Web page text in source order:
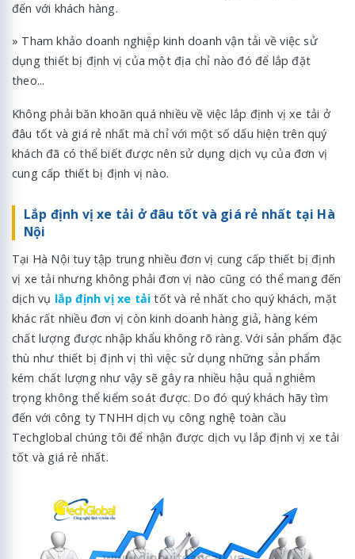
đến với khách hàng.
» Tham khảo doanh nghiệp kinh doanh vận tải về việc sử
dụng thiết bị định vị của một địa chỉ nào đó để lắp đặt
theo...
Không phải băn khoăn quá nhiều về việc lắp định vị xe tải ở
đâu tốt và giá rẻ nhất mà chỉ với một số dấu hiện trên quý
khách đã có thể biết được nên sử dụng dịch vụ của đơn vị
cung cấp thiết bị định vị nào.
Lắp định vị xe tải ở đâu tốt và giá rẻ nhất tại Hà
Nội
Tại Hà Nội tuy tập trung nhiều đơn vị cung cấp thiết bị định
vị xe tải nhưng không phải đơn vị nào cũng có thể mang đến
dịch vụ lắp định vị xe tải tốt và rẻ nhất cho quý khách, mặt
khác rất nhiều đơn vị còn kinh doanh hàng giả, hàng kém
chất lượng được nhập khẩu không rõ ràng. Với sản phẩm đặc
thù như thiết bị định vị thì việc sử dụng những sản phẩm
kém chất lượng như vậy sẽ gây ra nhiều hậu quả nghiêm
trọng không thể kiểm soát được. Do đó quý khách hãy tìm
đến với công ty TNHH dịch vụ công nghệ toàn cầu
Techglobal chúng tôi để nhận được dịch vụ lắp định vị xe tải
tốt và giá rẻ nhất.